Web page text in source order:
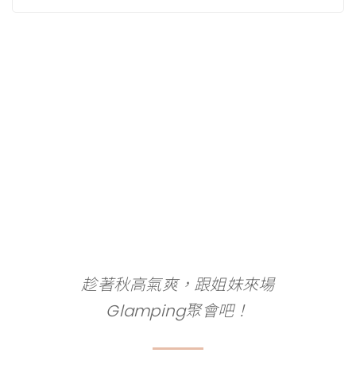
趁著秋高氣爽，跟姐妹來場
Glamping聚會吧！